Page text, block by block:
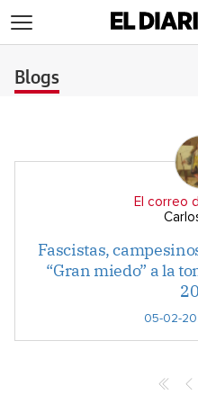
Blogs
El correo
Fascistas,
“Gran miedo” a la
05-02-